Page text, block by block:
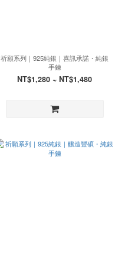
祈願系列｜925純銀｜喜訊承諾・純銀
手鍊
NT$1,280 ~ NT$1,480